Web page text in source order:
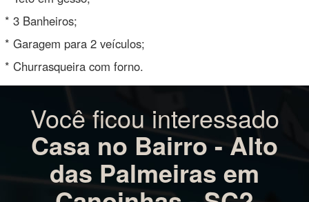
Você ficou interessado
Casa no Bairro - Alto
das Palmeiras em
Canoinhas - SC?
» Faça Uma Proposta «